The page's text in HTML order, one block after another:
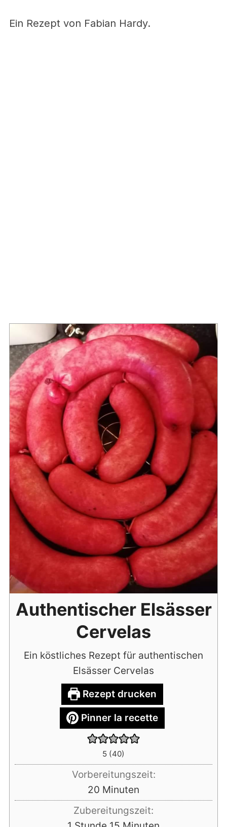
Ein Rezept von Fabian Hardy.
Authentischer Elsässer
Cervelas
Ein köstliches Rezept für authentischen
Elsässer Cervelas
Rezept drucken
Pinner la recette
5 (40)
Vorbereitungszeit:
20 Minuten
Minuten
Zubereitungszeit: